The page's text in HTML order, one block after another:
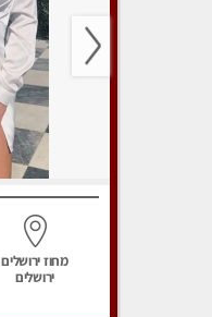
מחוז ירושלים
ירושלים